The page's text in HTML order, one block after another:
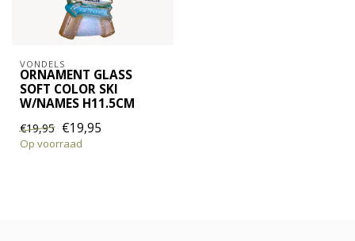
VONDELS
ORNAMENT GLASS
SOFT COLOR SKI
W/NAMES H11.5CM
€19,95 €19,95
Op voorraad